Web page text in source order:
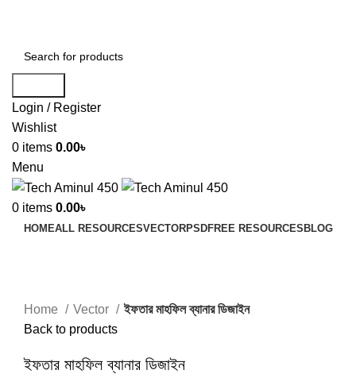
Login / Register
Wishlist
0 items 0.00৳
Menu
0 items 0.00৳
HOMEALL RESOURCESVECTORPSDFREE RESOURCES BLOG
Home
Vector
ইফতার মাহফিল ব্যানার ডিজাইন
Back to products
ইফতার মাহফিল ব্যানার ডিজাইন